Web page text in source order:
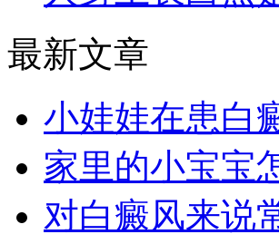
最新文章
小娃娃在患白
家里的小宝宝
对白癜风来说